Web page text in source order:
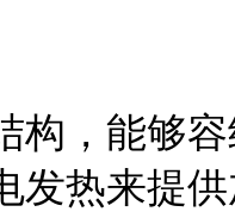
，能够容
发热来提